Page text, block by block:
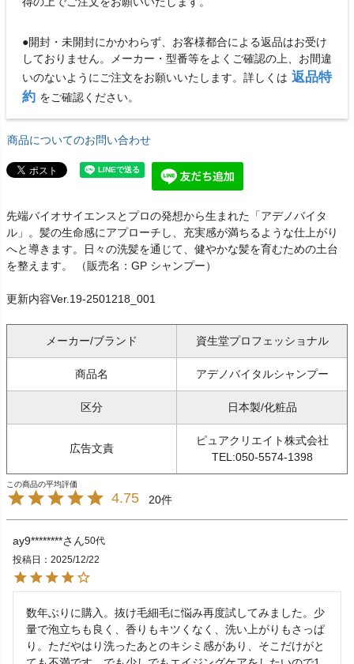
●開封・未開封にかかわらず、お客様都合による返品はお受け
しておりません。メーカー・型番等をよくご確認の上、お間違
いのないようにご注文をお願いいたします。詳しくは 返品特
約 をご確認ください。
商品についてのお問い合わせ
先端バイオサイエンスとプロの発想から生まれた「アデノバイタ
ル」。髪の生命感にアプローチし、充実感が満ちるような仕上がり
へと導きます。日々の洗髪を通じて、健やかな髪を育むための土台
を整えます。 （販売名：GP シャンプー）
更新内容Ver.19-2501218_001
メーカー/ブランド 資生堂プロフェッショナル
商品名 アデノバイタルシャンプー
区分 日本製/化粧品
広告文責
ピュアクリエイト株式会社
TEL:050-5574-1398
4.75 20
ay9********
50代
投稿日
2025/12/22
数年ぶりに購入。抜け毛細毛に悩み再度試してみました。少
量で泡立ちも良く、香りもキツくなく、洗い上がりもさっぱ
り。ただやはり洗ったあとのキシミ感があり、そこだけがと